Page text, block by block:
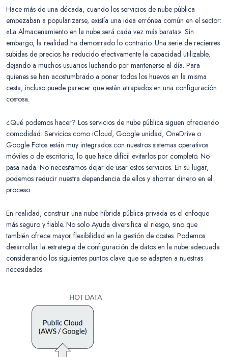
Hace más de una década, cuando los servicios de nube pública
empezaban a popularizarse, existía una idea errónea común en el sector:
«La Almacenamiento en la nube será cada vez más barata». Sin
embargo, la realidad ha demostrado lo contrario. Una serie de recientes
subidas de precios ha reducido efectivamente la capacidad utilizable,
dejando a muchos usuarios luchando por mantenerse al día. Para
quienes se han acostumbrado a poner todos los huevos en la misma
cesta, incluso puede parecer que están atrapados en una configuración
costosa.
¿Qué podemos hacer? Los servicios de nube pública siguen ofreciendo
comodidad. Servicios como iCloud, Google unidad, OneDrive o
Google Fotos están muy integrados con nuestros sistemas operativos
móviles o de escritorio, lo que hace difícil evitarlos por completo. No
pasa nada. No necesitamos dejar de usar estos servicios. En su lugar,
podemos reducir nuestra dependencia de ellos y ahorrar dinero en el
proceso.
En realidad, construir una nube híbrida pública-privada es el enfoque
más seguro y fiable. No solo Ayuda diversifica el riesgo, sino que
también ofrece mayor flexibilidad en la gestión de costes. Podemos
desarrollar la estrategia de configuración de datos en la nube adecuada
considerando los siguientes puntos clave que se adapten a nuestras
necesidades: